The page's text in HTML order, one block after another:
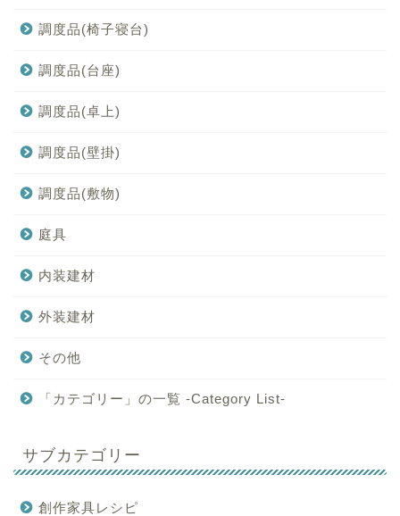
調度品(椅子寝台)
調度品(台座)
調度品(卓上)
調度品(壁掛)
調度品(敷物)
庭具
内装建材
外装建材
その他
「カテゴリー」の一覧 -Category List-
サブカテゴリー
創作家具レシピ